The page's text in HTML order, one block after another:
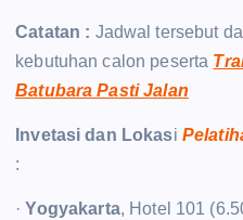
Catatan : Jadwal tersebut
kebutuhan calon peserta
Batubara Pasti Jalan
Invetasi dan Lokasi
:
· Yogyakarta, Hotel 101